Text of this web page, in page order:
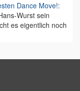
Dance Move!:
Wurst sein
es eigentlich noch